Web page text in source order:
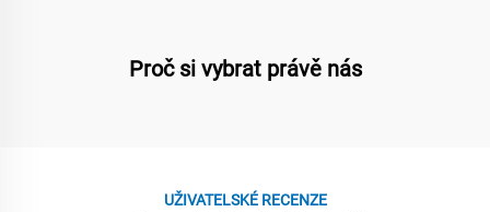
Proč si vybrat právě nás
UŽIVATELSKÉ RECENZE